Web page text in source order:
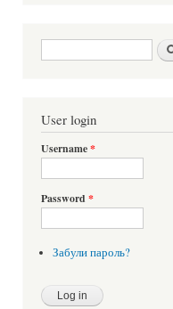
Search form
User login
Username*
Password *
Забули пароль?